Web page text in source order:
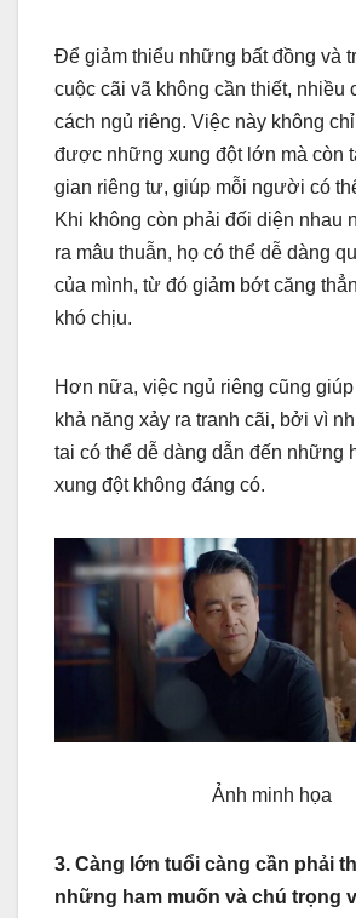
Để giảm thiểu những bất đồng và
cuộc cãi vã không cần thiết, nhiều
cách ngủ riêng. Việc này không
được những xung đột lớn mà còn
gian riêng tư, giúp mỗi người có
Khi không còn phải đối diện nhau
ra mâu thuẫn, họ có thể dễ dàng
của mình, từ đó giảm bớt căng
khó chịu.
Hơn nữa, việc ngủ riêng cũng
khả năng xảy ra tranh cãi, bởi vì
tai có thể dễ dàng dẫn đến những
xung đột không đáng có.
Ảnh minh họa
3. Càng lớn tuổi càng cần phải
những ham muốn và chú trọng